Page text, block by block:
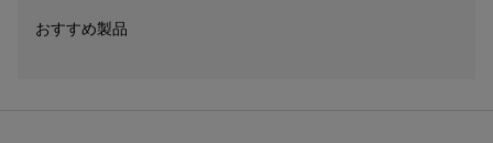
おすすめ製品